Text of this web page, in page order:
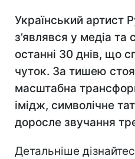
Український артист
з’являвся у медіа
останні 30 днів, що
чуток. За тишею
масштабна
імідж, символічне
доросле звучання
Детальніше